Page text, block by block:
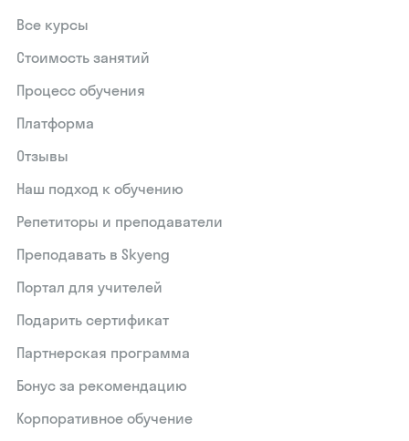
Все курсы
Стоимость занятий
Процесс обучения
Платформа
Отзывы
Наш подход к обучению
Репетиторы и преподаватели
Преподавать в Skyeng
Портал для учителей
Подарить сертификат
Партнерская программа
Бонус за рекомендацию
Корпоративное обучение